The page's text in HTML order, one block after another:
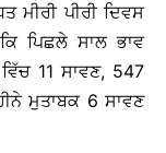
ਮੀਰੀ ਪੀਰੀ ਦਿਵਸ
ਪਿਛਲੇ ਸਾਲ ਭਾਵ
11 ਸਾਵਣ, 547
ਮੁਤਾਬਕ 6 ਸਾਵਣ